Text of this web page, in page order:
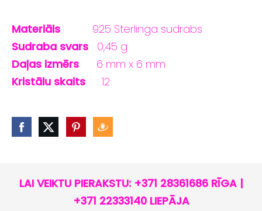
Materiāls
925 Sterlinga sudrabs
Sudraba svars
0,45 g
Daļas izmērs 6 mm x 6 mm
Kristālu skaits
: 12
LAI VEIKTU PIERAKSTU: +371 28361686 RĪGA |
+371 22333140 LIEPĀJA